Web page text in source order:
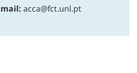
acca@fct.unl.pt